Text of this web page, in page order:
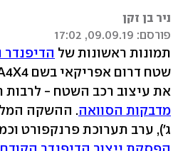
ניר בן זקן
פורסם: 09.09.19, 17:02
תמונות ראשונות של
את עיצוב רכב השטח - לרבות
מדבקות הסוואה. ההשקה
ג'), ערב תערוכת פרנקפורט